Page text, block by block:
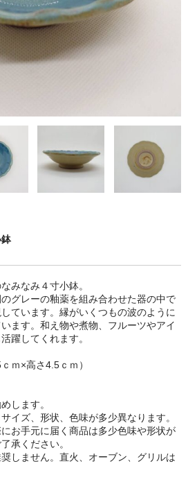
みなみ４寸小鉢。
グレーの釉薬を組み合わせた器の中で
ています。縁がいくつもの波のように
ます。和え物や煮物、フルーツやアイ
躍してくれます。
ｍ×高さ4.5ｃｍ）
します。
イズ、形状、色味が多少異なります。
お手元に届く商品は多少色味や形状が
承ください。
しません。直火、オーブン、グリルは